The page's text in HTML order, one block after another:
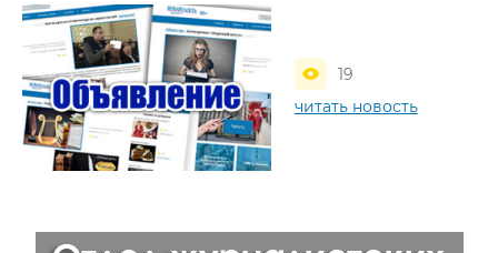
19
читать новость